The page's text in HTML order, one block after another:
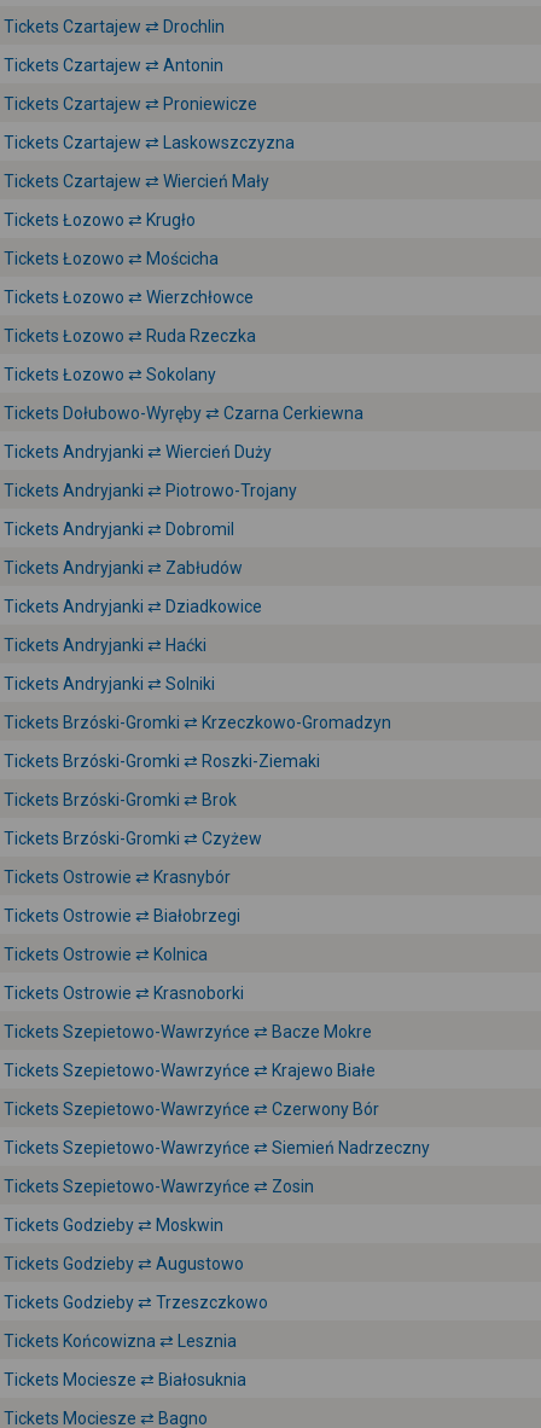
Tickets Czartajew ⇄ Drochlin
Tickets Czartajew ⇄ Antonin
Tickets Czartajew ⇄ Proniewicze
Tickets Czartajew ⇄ Laskowszczyzna
Tickets Czartajew ⇄ Wiercień Mały
Tickets Łozowo ⇄ Krugło
Tickets Łozowo ⇄ Mościcha
Tickets Łozowo ⇄ Wierzchłowce
Tickets Łozowo ⇄ Ruda Rzeczka
Tickets Łozowo ⇄ Sokolany
Tickets Dołubowo-Wyręby ⇄ Czarna Cerkiewna
Tickets Andryjanki ⇄ Wiercień Duży
Tickets Andryjanki ⇄ Piotrowo-Trojany
Tickets Andryjanki ⇄ Dobromil
Tickets Andryjanki ⇄ Zabłudów
Tickets Andryjanki ⇄ Dziadkowice
Tickets Andryjanki ⇄ Haćki
Tickets Andryjanki ⇄ Solniki
Tickets Brzóski-Gromki ⇄ Krzeczkowo-Gromadzyn
Tickets Brzóski-Gromki ⇄ Roszki-Ziemaki
Tickets Brzóski-Gromki ⇄ Brok
Tickets Brzóski-Gromki ⇄ Czyżew
Tickets Ostrowie ⇄ Krasnybór
Tickets Ostrowie ⇄ Białobrzegi
Tickets Ostrowie ⇄ Kolnica
Tickets Ostrowie ⇄ Krasnoborki
Tickets Szepietowo-Wawrzyńce ⇄ Bacze Mokre
Tickets Szepietowo-Wawrzyńce ⇄ Krajewo Białe
Tickets Szepietowo-Wawrzyńce ⇄ Czerwony Bór
Tickets Szepietowo-Wawrzyńce ⇄ Siemień Nadrzeczny
Tickets Szepietowo-Wawrzyńce ⇄ Zosin
Tickets Godzieby ⇄ Moskwin
Tickets Godzieby ⇄ Augustowo
Tickets Godzieby ⇄ Trzeszczkowo
Tickets Końcowizna ⇄ Lesznia
Tickets Mociesze ⇄ Białosuknia
Tickets Mociesze ⇄ Bagno